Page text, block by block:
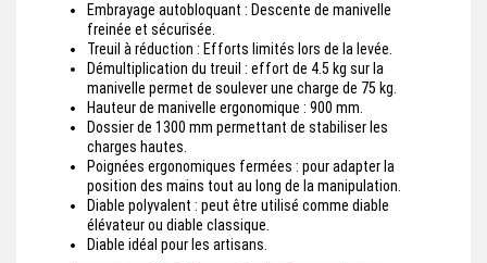
Embrayage autobloquant : Descente de manivelle
freinée et sécurisée.
Treuil à réduction : Efforts limités lors de la levée.
Démultiplication du treuil : effort de 4.5 kg sur la
manivelle permet de soulever une charge de 75 kg.
Hauteur de manivelle ergonomique : 900 mm.
Dossier de 1300 mm permettant de stabiliser les
charges hautes.
Poignées ergonomiques fermées : pour adapter la
position des mains tout au long de la manipulation.
Diable polyvalent : peut être utilisé comme diable
élévateur ou diable classique.
Diable idéal pour les artisans.